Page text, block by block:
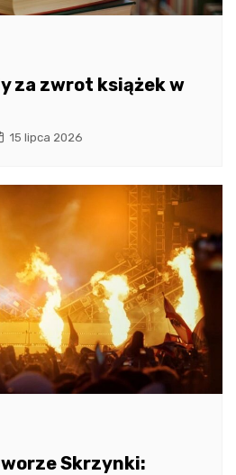
za zwrot książek w
15 lipca 2026
Skrzynki: